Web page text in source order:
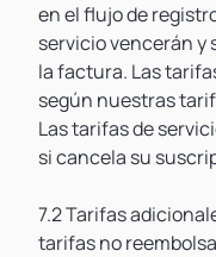
en el flujo de
servicio vencerán y
la factura. Las
según nuestras
Las tarifas de
si cancela su
7.2 Tarifas
tarifas no